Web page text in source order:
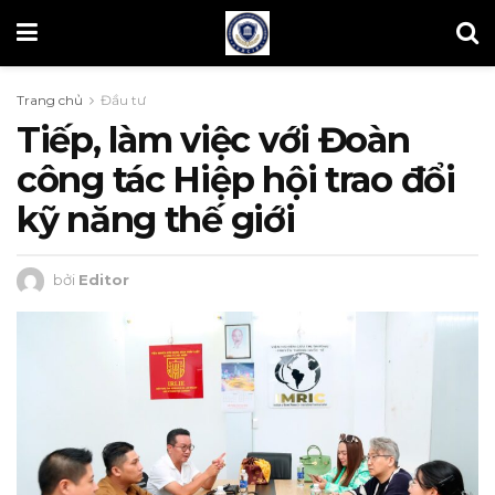
Trang chủ Đầu tư
Tiếp, làm việc với Đoàn
công tác Hiệp hội trao đổi
kỹ năng thế giới
bởi Editor